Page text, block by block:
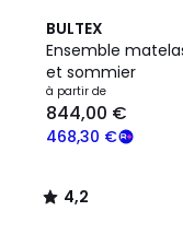
BULTEX
Ensemble
et sommier
à partir de
468,30 €
844,00 €
4,2
/ 5
4,2
/